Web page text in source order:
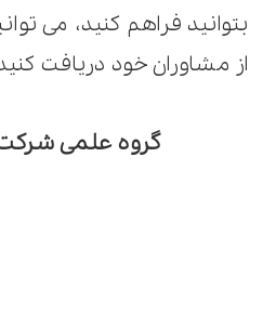
بتوانید فراهم کنید، می
از مشاوران خود دریافت
گروه علمی